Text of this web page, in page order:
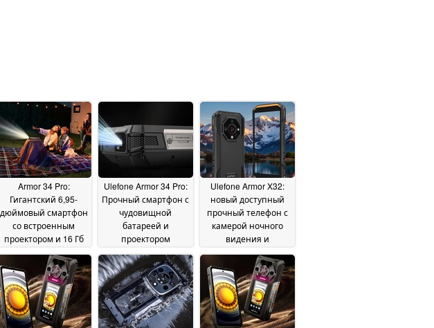
Armor 34 Pro:
Гигантский 6,95-
дюймовый смартфон
со встроенным
проектором и 16 Гб
для заказа18 June 2025
Ulefone Armor 34 Pro:
Прочный смартфон с
чудовищной
батареей и
проектором
29
May 2025
Ulefone Armor X32:
новый доступный
прочный телефон с
камерой ночного
видения и
фонариком
02 May 2025